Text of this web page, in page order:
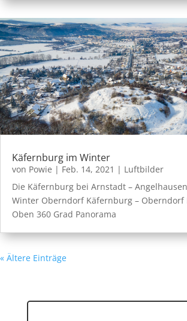
Käfernburg im Winter
von Powie | Feb. 14, 2021 | Luftbilder
Die Käfernburg bei Arnstadt –
Winter Oberndorf Käfernburg – Oberndorf
Oben 360 Grad Panorama
« Ältere Einträge